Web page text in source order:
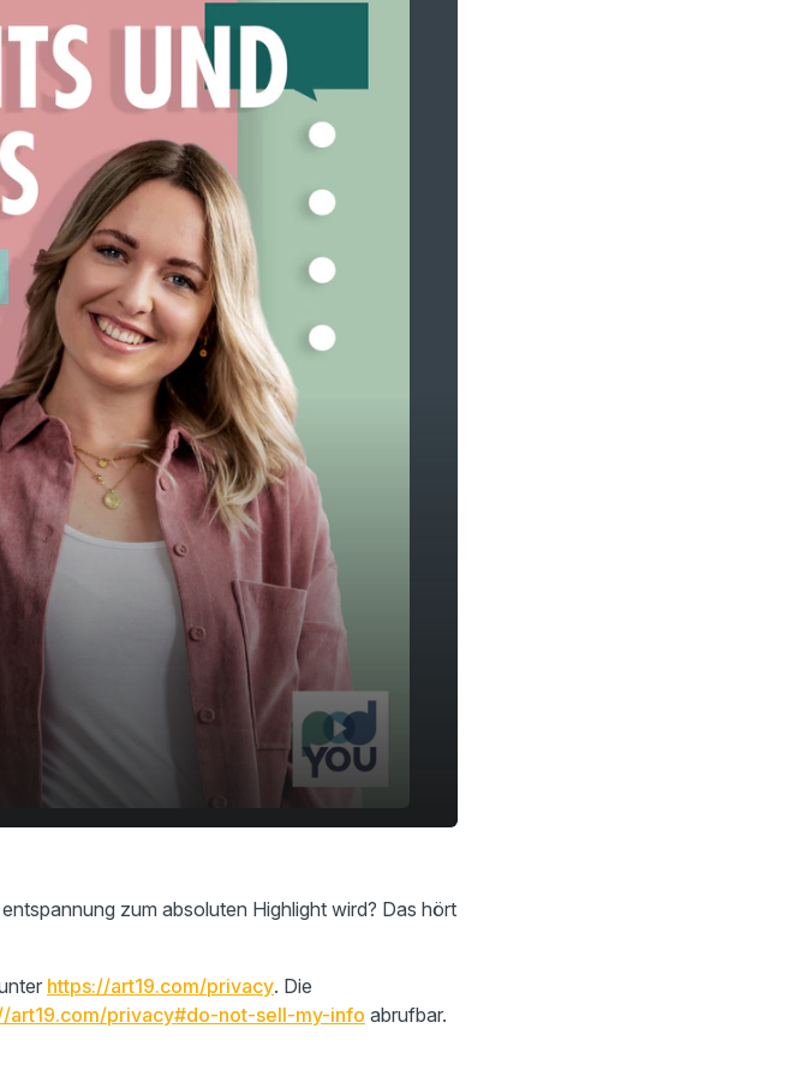
zum absoluten Highlight wird? Das hört
https://art19.com/privacy. Die
art19.com/privacy#do-not-sell-my-info abrufbar.